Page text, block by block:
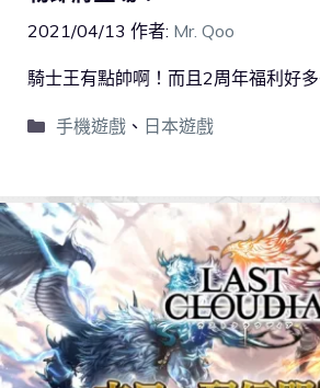
2021/04/13 作者: Mr. Qoo
騎士王有點帥啊！而且2周年福利好
手機遊戲、 日本遊戲